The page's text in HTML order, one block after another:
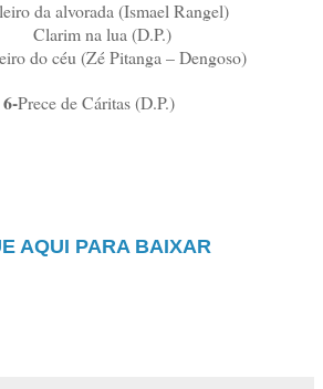
da alvorada (Ismael Rangel)
Clarim na lua (D.P.)
do céu (Zé Pitanga – Dengoso)
6-Prece de Cáritas (D.P.)
AQUI PARA BAIXAR